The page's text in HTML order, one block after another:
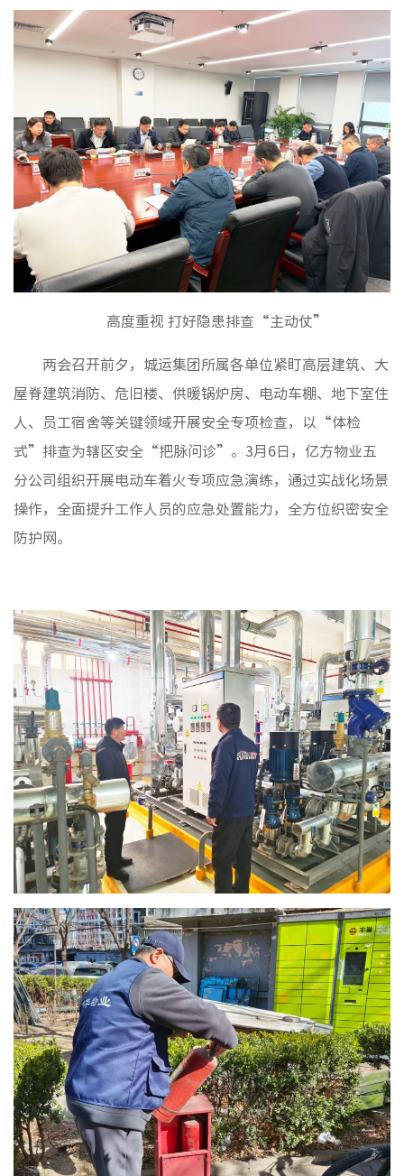
核心理
品牌标
文化动
社会责
榜样力
物业服
非经服
高度重视 打好隐患排查“主动仗”
两会召开前夕，城运集团所属各单位紧盯高层建筑、大
屋脊建筑消防、危旧楼、供暖锅炉房、电动车棚、地下室住
人、员工宿舍等关键领域开展安全专项检查，以“体检
式”排查为辖区安全“把脉问诊”。3月6日，亿方物业五
分公司组织开展电动车着火专项应急演练，通过实战化场景
操作，全面提升工作人员的应急处置能力，全方位织密安全
防护网。